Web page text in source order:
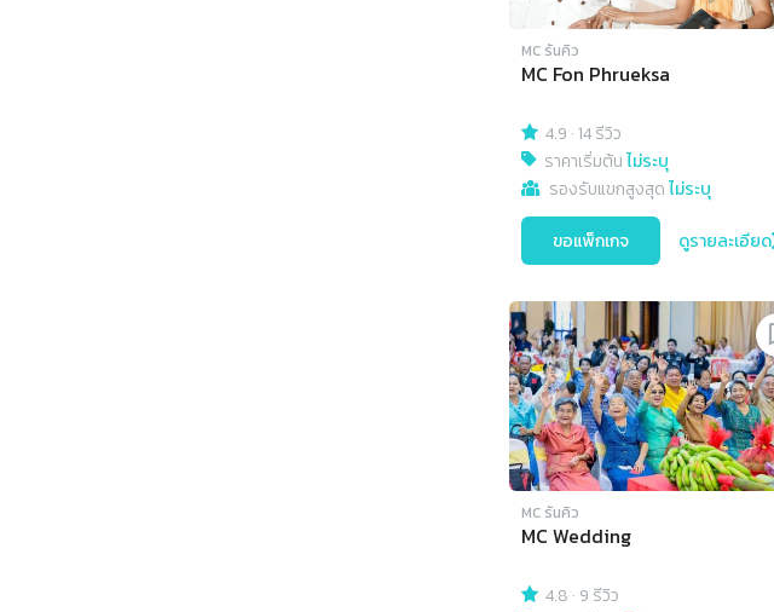
MC รันคิว
MC Fon Phrueksa
4.9 ·14 รีวิว
ราคาเริ่มต้นไม่ระบุ
รองรับแขกสูงสุดไม่ระบุ
ขอแพ็กเกจ ดูรายละเอียด
MC รันคิว
MC Wedding
4.8 · 9 รีวิว